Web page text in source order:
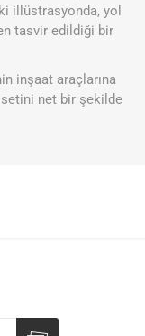
illüstrasyonda, yol
tasvir edildiği bir
inşaat araçlarına
net bir şekilde